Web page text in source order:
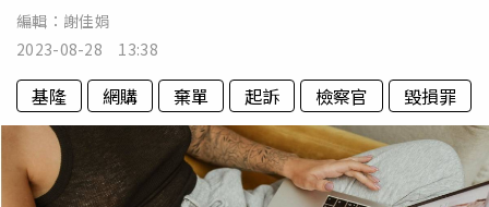
編輯： 謝佳娟
2023-08-28 13:38
基隆 網購 棄單 起訴 檢察官 毀損罪